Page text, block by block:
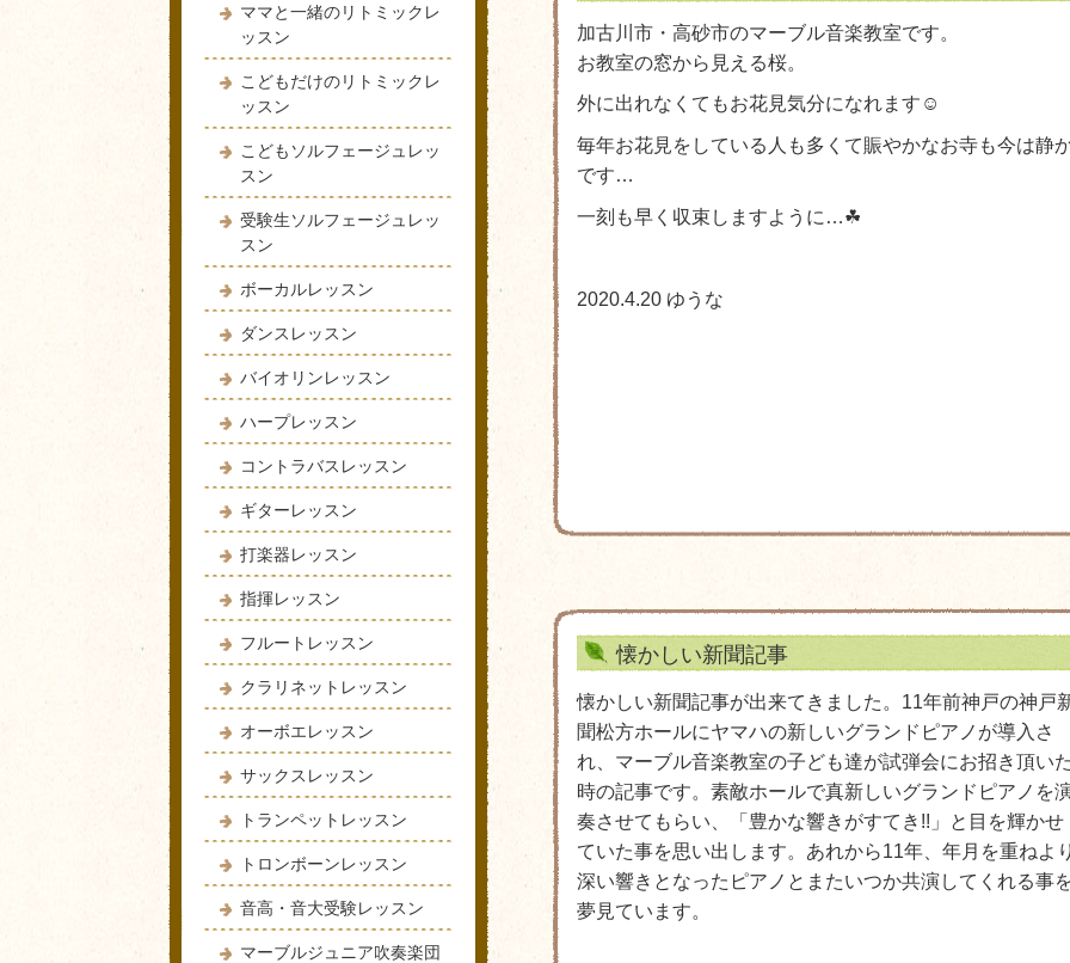
加古川市・高砂市のマーブル音楽教室です。
お教室の窓から見える桜。
外に出れなくてもお花見気分になれます ☺
毎年お花見をしている人も多くて賑やかなお寺も今は静
です…
一刻も早く収束しますように…☘
2020.4.20 ゆうな
懐かしい新聞記事
懐かしい新聞記事が出来てきました。11年前神戸の神戸
聞松方ホールにヤマハの新しいグランドピアノが導入さ
れ、マーブル音楽教室の子ども達が試弾会にお招き頂い
時の記事です。素敵ホールで真新しいグランドピアノを
奏させてもらい、「豊かな響きがすてき!!」と目を輝かせ
ていた事を思い出します。あれから11年、年月を重ねよ
深い響きとなったピアノとまたいつか共演してくれる事
夢見ています。
ママと一緒のリトミックレ
ッスン
こどもだけのリトミックレ
ッスン
こどもソルフェージュレッ
スン
受験生ソルフェージュレッ
スン
ボーカルレッスン
ダンスレッスン
バイオリンレッスン
ハープレッスン
コントラバスレッスン
ギターレッスン
打楽器レッスン
指揮レッスン
フルートレッスン
クラリネットレッスン
オーボエレッスン
サックスレッスン
トランペットレッスン
トロンボーンレッスン
音高・音大受験レッスン
マーブルジュニア吹奏楽団